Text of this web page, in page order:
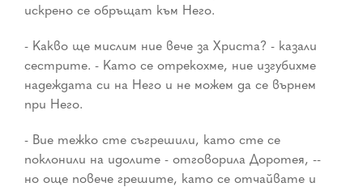
искрено се обръщат към Него.
- Какво ще мислим ние вече за Христа? - казали
сестрите. - Като се отрекохме, ние изгубихме
надеждата си на Него и не можем да се върнем
при Него.
- Вие тежко сте съгрешили, като сте се
поклонили на идолите - отговорила Доротея, --
но още повече грешите, като се отчайвате и